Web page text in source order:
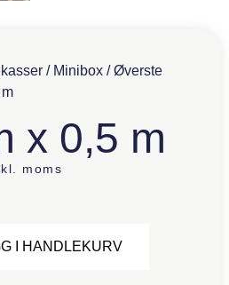
/ Minibox /Øverste
x 0,5 m
moms
I HANDLEKURV